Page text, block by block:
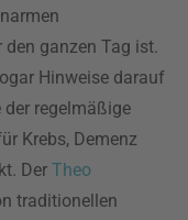
ganzen Tag ist.
Hinweise darauf
regelmäßige
Krebs, Demenz
Der Theo
traditionellen